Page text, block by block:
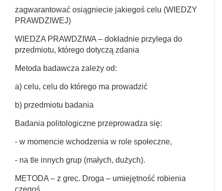
zagwarantować osiągniecie jakiegoś celu (WIEDZY
PRAWDZIWEJ)
WIEDZA PRAWDZIWA – dokładnie przylega do
przedmiotu, którego dotyczą zdania
Metoda badawcza zależy od:
a) celu, celu do którego ma prowadzić
b) przedmiotu badania
Badania politologiczne przeprowadza się:
- w momencie wchodzenia w role społeczne,
- na tle innych grup (małych, dużych).
METODA – z grec. Droga – umiejętność robienia
czegoś